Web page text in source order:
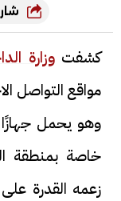
كشفتوزارة
مواقع التواصل
وهو يحمل جهازًا
خاصة بمنطقة
زعمه القدرة